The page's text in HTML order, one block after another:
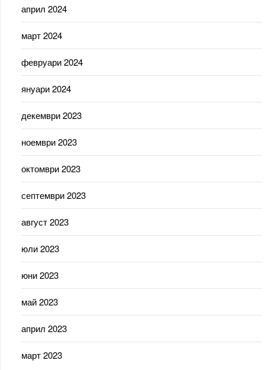
април 2024
март 2024
февруари 2024
януари 2024
декември 2023
ноември 2023
октомври 2023
септември 2023
август 2023
юли 2023
юни 2023
май 2023
април 2023
март 2023